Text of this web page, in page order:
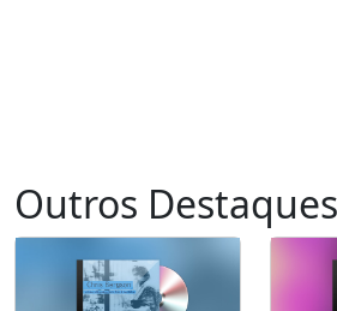
Outros Destaques